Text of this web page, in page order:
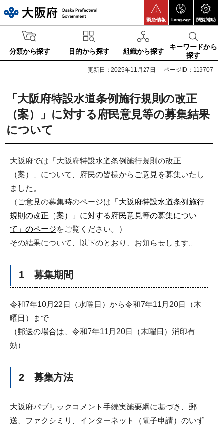
緊急情報 Language 閲覧補助
分類から探す 目的から探す 組織から探す
キーワードから
探す
更新日：2025年11月27日 ページID：119707
「大阪府特設水道条例施行規則の改正
（案）」に対する府民意見等の募集結果
について
大阪府では「大阪府特設水道条例施行規則の改正
（案）」について、府民の皆様からご意見を募集いたし
ました。
（ご意見の募集時のページは 「大阪府特設水道条例施行
規則の改正（案）」に対する府民意見等の募集につい
て」のページをご覧ください。）
その結果について、以下のとおり、お知らせします。
1 募集期間
令和7年10月22日（水曜日）から令和7年11月20日（木
曜日）まで
（郵送の場合は、令和7年11月20日（木曜日）消印有
効）
2 募集方法
大阪府パブリックコメント手続実施要綱に基づき、郵
送、ファクシミリ、インターネット（電子申請）のいず